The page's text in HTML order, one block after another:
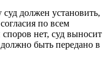
суд должен установить,
по всем
нет, суд выносит
быть передано в